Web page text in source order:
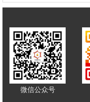
微信公众号